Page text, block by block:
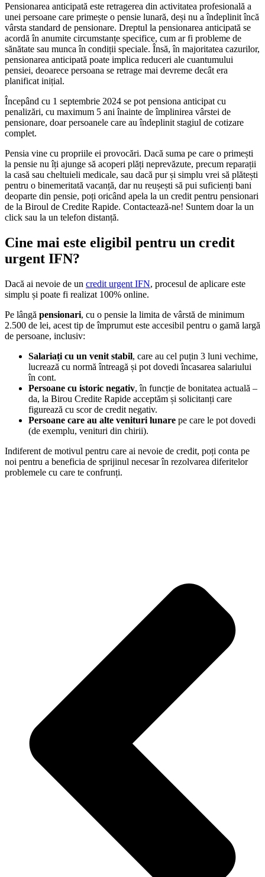
Pensionarea anticipată este retragerea din activitatea profesională a
unei persoane care primește o pensie lunară, deși nu a îndeplinit încă
vârsta standard de pensionare. Dreptul la pensionarea anticipată se
acordă în anumite circumstanțe specifice, cum ar fi probleme de
sănătate sau munca în condiții speciale. Însă, în majoritatea cazurilor,
pensionarea anticipată poate implica reduceri ale cuantumului
pensiei, deoarece persoana se retrage mai devreme decât era
planificat inițial.
Începând cu 1 septembrie 2024 se pot pensiona anticipat cu
penalizări, cu maximum 5 ani înainte de împlinirea vârstei de
pensionare, doar persoanele care au îndeplinit stagiul de cotizare
complet.
Pensia vine cu propriile ei provocări. Dacă suma pe care o primești
la pensie nu îți ajunge să acoperi plăți neprevăzute, precum reparații
la casă sau cheltuieli medicale, sau dacă pur și simplu vrei să plătești
pentru o binemeritată vacanță, dar nu reușești să pui suficienți bani
deoparte din pensie, poți oricând apela la un credit pentru pensionari
de la Biroul de Credite Rapide. Contactează-ne! Suntem doar la un
click sau la un telefon distanță.
Cine mai este eligibil pentru un credit
urgent IFN?
Dacă ai nevoie de un credit urgent IFN, procesul de aplicare este
simplu și poate fi realizat 100% online.
Pe lângă pensionari, cu o pensie la limita de vârstă de minimum
2.500 de lei, acest tip de împrumut este accesibil pentru o gamă largă
de persoane, inclusiv:
Salariați cu un venit stabil, care au cel puțin 3 luni vechime,
lucrează cu normă întreagă și pot dovedi încasarea salariului
în cont.
Persoane cu istoric negativ, în funcție de bonitatea actuală –
da, la Birou Credite Rapide acceptăm și solicitanți care
figurează cu scor de credit negativ.
Persoane care au alte venituri lunare pe care le pot dovedi
(de exemplu, venituri din chirii).
Indiferent de motivul pentru care ai nevoie de credit, poți conta pe
noi pentru a beneficia de sprijinul necesar în rezolvarea diferitelor
problemele cu care te confrunți.